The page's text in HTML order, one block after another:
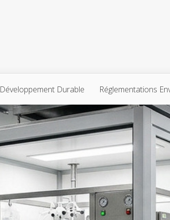
Développement Durable Réglementations